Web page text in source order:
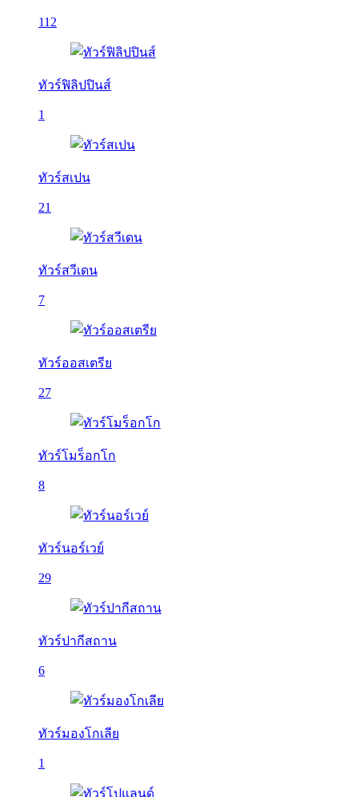
112
ทัวร์ฟิลิปปินส์
1
ทัวร์สเปน
21
ทัวร์สวีเดน
7
ทัวร์ออสเตรีย
27
ทัวร์โมร็อกโก
8
ทัวร์นอร์เวย์
29
ทัวร์ปากีสถาน
6
ทัวร์มองโกเลีย
1